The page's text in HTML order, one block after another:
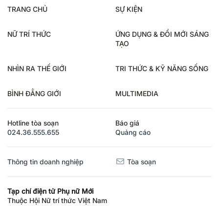
TRANG CHỦ SỰ KIỆN
NỮ TRÍ THỨC
ỨNG DỤNG & ĐỔI MỚI SÁNG
TẠO
NHÌN RA THẾ GIỚI TRI THỨC & KỸ NĂNG SỐNG
BÌNH ĐẲNG GIỚI MULTIMEDIA
Hotline tòa soạn
024.36.555.655
Báo giá
Quảng cáo
Thông tin doanh nghiệp Tòa soạn
Tạp chí điện tử Phụ nữ Mới
Thuộc Hội Nữ trí thức Việt Nam